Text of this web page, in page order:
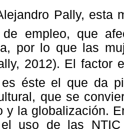
Pally, esta
de empleo, que
por lo que las
2012). El
éste el que da
que se
y la globalización.
el uso de las